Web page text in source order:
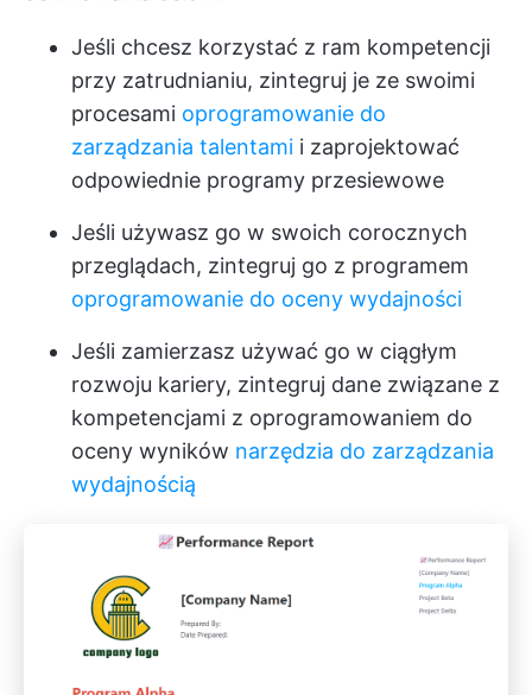
Jeśli chcesz korzystać z ram kompetencji
przy zatrudnianiu, zintegruj je ze swoimi
procesami oprogramowanie do
zarządzania talentami i zaprojektować
odpowiednie programy przesiewowe
Jeśli używasz go w swoich corocznych
przeglądach, zintegruj go z programem
oprogramowanie do oceny wydajności
Jeśli zamierzasz używać go w ciągłym
rozwoju kariery, zintegruj dane związane z
kompetencjami z oprogramowaniem do
oceny wyników narzędzia do zarządzania
wydajnością